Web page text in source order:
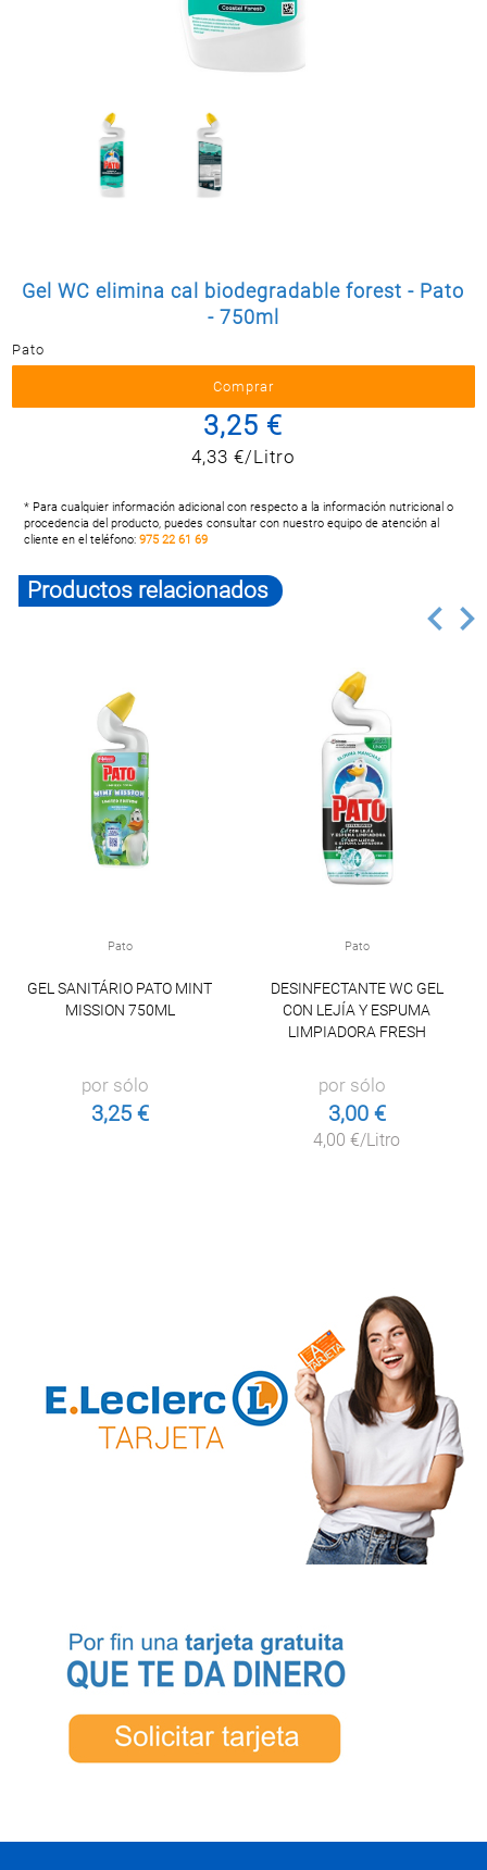
Postal
Gel WC elimina cal biodegradable forest - Pato
- 750ml
Pato
3,25 €
4,33 €/Litro
* Para cualquier información adicional con respecto a la información nutricional o
procedencia del producto, puedes consultar con nuestro equipo de atención al
cliente en el teléfono:975 22 61 69
Productos relacionados
Pato
GEL SANITÁRIO PATO MINT
MISSION 750ML
por sólo
3,25 €
Pato
DESINFECTANTE WC GEL
CON LEJÍA Y ESPUMA
LIMPIADORA FRESH
por sólo
3,00 €
4,00 €/Litro